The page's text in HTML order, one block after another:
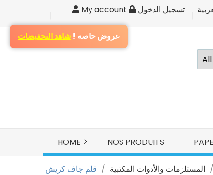
عروض خاصة ! شاهد التخفيضات
My account تسجيل الدخول
HOME NOS PRODUITS
المستلزمات والأدوات المكتبية